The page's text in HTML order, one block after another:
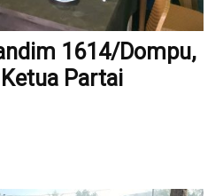
1614/Dompu,
Partai